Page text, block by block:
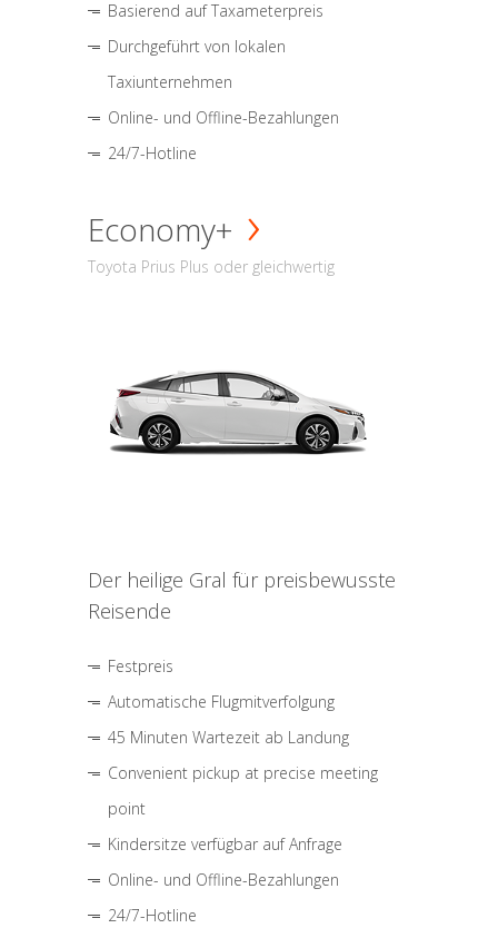
Basierend auf Taxameterpreis
Durchgeführt von lokalen
Taxiunternehmen
Online- und Offline-Bezahlungen
24/7-Hotline
Economy+
Toyota Prius Plus oder gleichwertig
Der heilige Gral für preisbewusste
Reisende
Festpreis
Automatische Flugmitverfolgung
45 Minuten Wartezeit ab Landung
Convenient pickup at precise meeting
point
Kindersitze verfügbar auf Anfrage
Online- und Offline-Bezahlungen
24/7-Hotline